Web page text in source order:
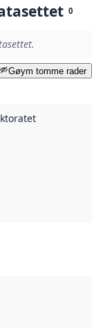
0
Gøym tomme rader